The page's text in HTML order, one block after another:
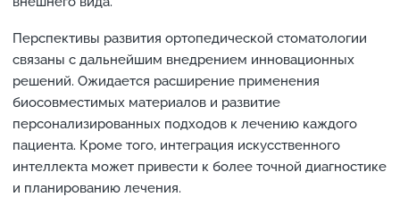
Перспективы развития ортопедической стоматологии
связаны с дальнейшим внедрением инновационных
решений. Ожидается расширение применения
биосовместимых материалов и развитие
персонализированных подходов к лечению каждого
пациента. Кроме того, интеграция искусственного
интеллекта может привести к более точной диагностике
и планированию лечения.